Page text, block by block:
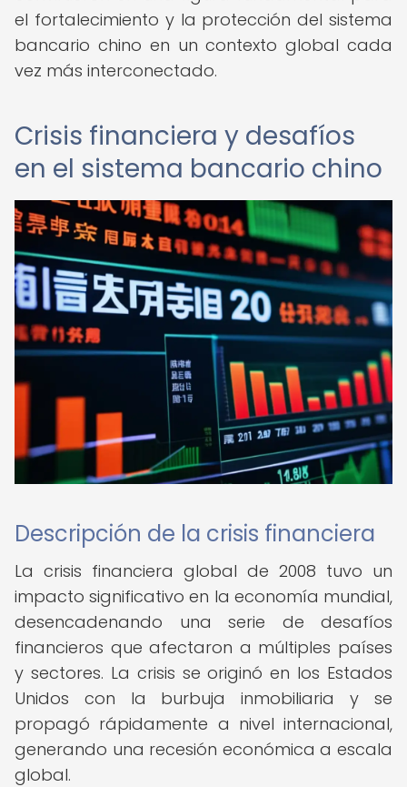
el fortalecimiento y la protección del sistema
bancario chino en un contexto global cada
vez más interconectado.
Crisis financiera y desafíos
en el sistema bancario chino
Descripción de la crisis financiera
La crisis financiera global de 2008 tuvo un
impacto significativo en la economía mundial,
desencadenando una serie de desafíos
financieros que afectaron a múltiples países
y sectores. La crisis se originó en los Estados
Unidos con la burbuja inmobiliaria y se
propagó rápidamente a nivel internacional,
generando una recesión económica a escala
global.